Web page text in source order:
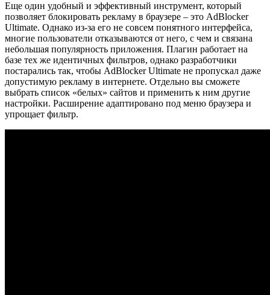
Еще один удобный и эффективный инструмент, который
позволяет блокировать рекламу в браузере – это AdBlocker
Ultimate. Однако из-за его не совсем понятного интерфейса,
многие пользователи отказываются от него, с чем и связана
небольшая популярность приложения. Плагин работает на
базе тех же идентичных фильтров, однако разработчики
постарались так, чтобы AdBlocker Ultimate не пропускал даже
допустимую рекламу в интернете. Отдельно вы сможете
выбрать список «белых» сайтов и применить к ним другие
настройки. Расширение адаптировано под меню браузера и
упрощает фильтр.